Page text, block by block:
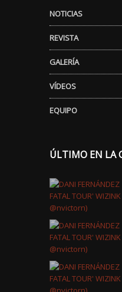
NOTICIAS
REVISTA
GALERÍA
VÍDEOS
EQUIPO
ÚLTIMO EN LA